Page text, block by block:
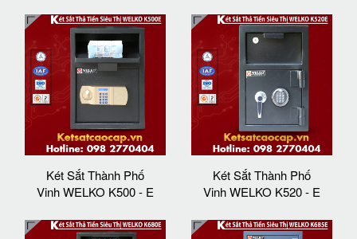
Két Sắt Thành Phố
Vinh WELKO K500 - E
Két Sắt Thành Phố
Vinh WELKO K520 - E